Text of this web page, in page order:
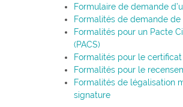
Formulaire de demande
Formalités de demande
Formalités pour un Pacte
(PACS)
Formalités pour le
Formalités pour le
Formalités de légalisation
signature